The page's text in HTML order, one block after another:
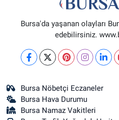
Bursa'da yaşanan olayları
edebilirsiniz.
Bursa Nöbetçi Eczaneler
Bursa Hava Durumu
Bursa Namaz Vakitleri